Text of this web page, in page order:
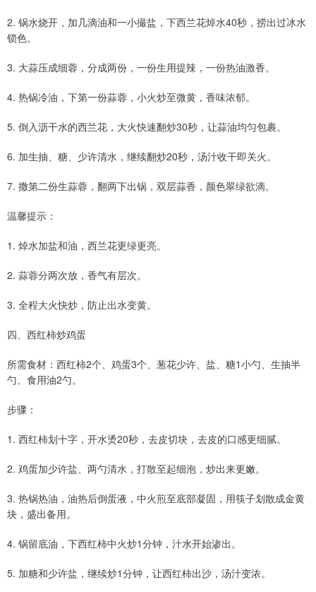
2. 锅水烧开，加几滴油和一小撮盐，下西兰花焯水40秒，捞出过冰水
锁色。
3. 大蒜压成细蓉，分成两份，一份生用提辣，一份热油激香。
4. 热锅冷油，下第一份蒜蓉，小火炒至微黄，香味浓郁。
5. 倒入沥干水的西兰花，大火快速翻炒30秒，让蒜油均匀包裹。
6. 加生抽、糖、少许清水，继续翻炒20秒，汤汁收干即关火。
7. 撒第二份生蒜蓉，翻两下出锅，双层蒜香，颜色翠绿欲滴。
温馨提示：
1. 焯水加盐和油，西兰花更绿更亮。
2. 蒜蓉分两次放，香气有层次。
3. 全程大火快炒，防止出水变黄。
四、西红柿炒鸡蛋
所需食材：西红柿2个、鸡蛋3个、葱花少许、盐、糖1小勺、生抽半
勺、食用油2勺。
步骤：
1. 西红柿划十字，开水烫20秒，去皮切块，去皮的口感更细腻。
2. 鸡蛋加少许盐、两勺清水，打散至起细泡，炒出来更嫩。
3. 热锅热油，油热后倒蛋液，中火煎至底部凝固，用筷子划散成金黄
块，盛出备用。
4. 锅留底油，下西红柿中火炒1分钟，汁水开始渗出。
5. 加糖和少许盐，继续炒1分钟，让西红柿出沙，汤汁变浓。